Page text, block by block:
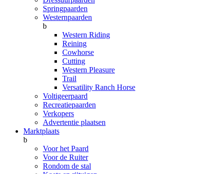
Springpaarden
Westernpaarden
b
Western Riding
Reining
Cowhorse
Cutting
Western Pleasure
Trail
Versatility Ranch Horse
Voltigeerpaard
Recreatiepaarden
Verkopers
Advertentie plaatsen
Marktplaats
b
Voor het Paard
Voor de Ruiter
Rondom de stal